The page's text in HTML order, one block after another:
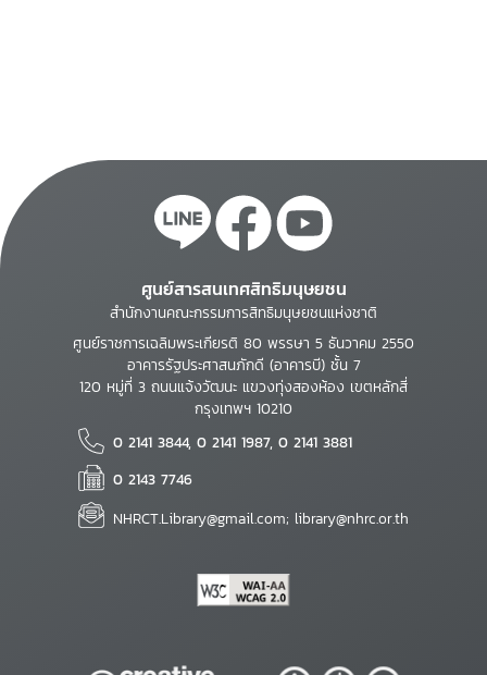
ศูนย์สารสนเทศสิทธิมนุษยชน
สำนักงานคณะกรรมการสิทธิมนุษยชนแห่งชาติ
ศูนย์ราชการเฉลิมพระเกียรติ 80 พรรษา 5 ธันวาคม 2550
อาคารรัฐประศาสนภักดี (อาคารบี) ชั้น 7
120 หมู่ที่ 3 ถนนแจ้งวัฒนะ แขวงทุ่งสองห้อง เขตหลักสี่
กรุงเทพฯ 10210
0 2141 3844, 0 2141 1987, 0 2141 3881
0 2143 7746
NHRCT.Library@gmail.com; library@nhrc.or.th